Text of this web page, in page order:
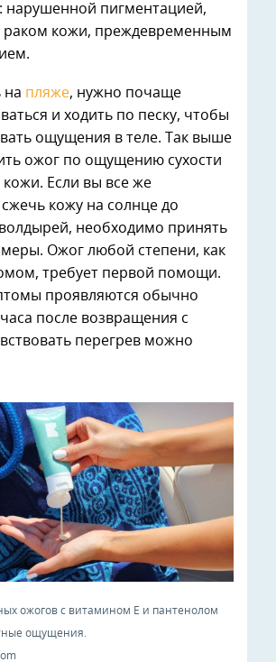
нарушенной пигментацией,
кожи, преждевременным
на пляже, нужно почаще
и ходить по песку, чтобы
ощущения в теле. Так выше
ожог по ощущению сухости
кожи. Если вы все же
кожу на солнце до
необходимо принять
Ожог любой степени, как
требует первой помощи.
проявляются обычно
после возвращения с
перегрев можно
ожогов с витамином E и пантенолом
ощущения.